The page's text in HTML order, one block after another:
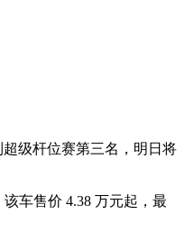
超级杆位赛第三名，明日将
车售价 4.38 万元起，最